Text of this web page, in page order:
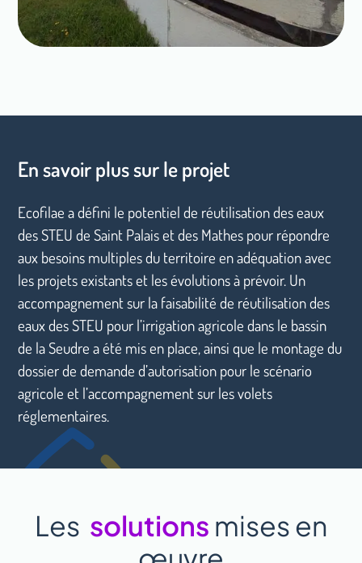
En savoir plus sur le projet
Ecofilae a défini le potentiel de réutilisation des eaux
des STEU de Saint Palais et des Mathes pour répondre
aux besoins multiples du territoire en adéquation avec
les projets existants et les évolutions à prévoir. Un
accompagnement sur la faisabilité de réutilisation des
eaux des STEU pour l’irrigation agricole dans le bassin
de la Seudre a été mis en place, ainsi que le montage du
dossier de demande d’autorisation pour le scénario
agricole et l’accompagnement sur les volets
réglementaires.
Les solutions mises en